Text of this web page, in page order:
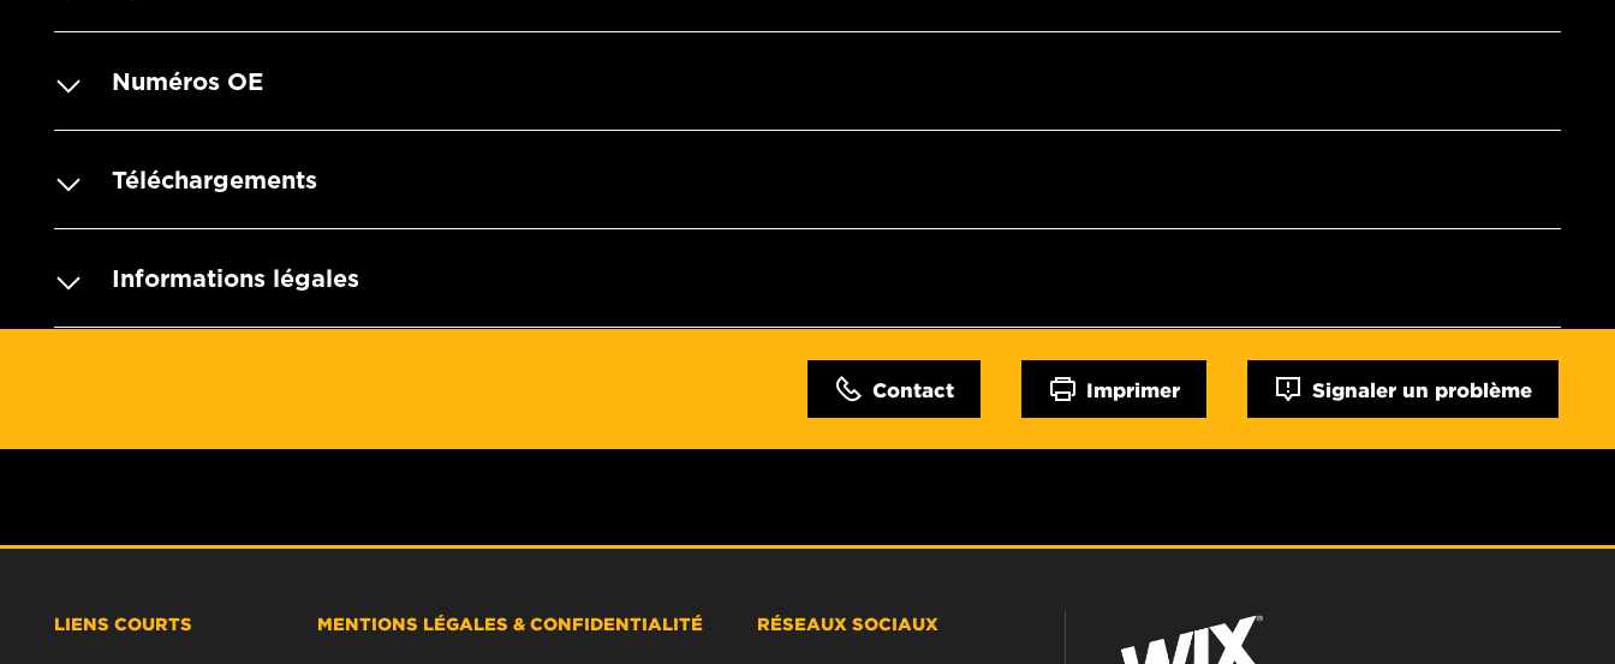
Numéros OE
Téléchargements
Informations légales
Contact Imprimer Signaler un problème
LIENS COURTS MENTIONS LÉGALES & CONFIDENTIALITÉ RÉSEAUX SOCIAUX